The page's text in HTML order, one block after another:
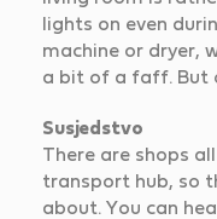
lights on even
machine or dryer,
a bit of a faff. But
Susjedstvo
There are shops
transport hub, so
about. You can